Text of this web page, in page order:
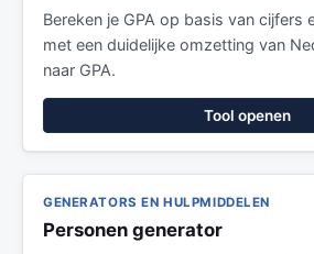
Bereken je GPA op basis van cijfers
met een duidelijke omzetting van
naar GPA.
Tool openen
GENERATORS EN HULPMIDDELEN
Personen generator